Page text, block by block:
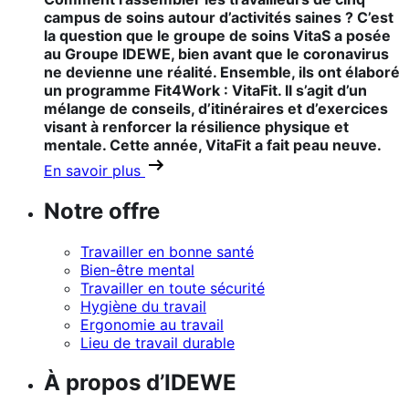
campus de soins autour d’activités saines ? C’est
la question que le groupe de soins VitaS a posée
au Groupe IDEWE, bien avant que le coronavirus
ne devienne une réalité. Ensemble, ils ont élaboré
un programme Fit4Work : VitaFit. Il s’agit d’un
mélange de conseils, d’itinéraires et d’exercices
visant à renforcer la résilience physique et
mentale. Cette année, VitaFit a fait peau neuve.
En savoir plus
Notre offre
Travailler en bonne santé
Bien-être mental
Travailler en toute sécurité
Hygiène du travail
Ergonomie au travail
Lieu de travail durable
À propos d’IDEWE